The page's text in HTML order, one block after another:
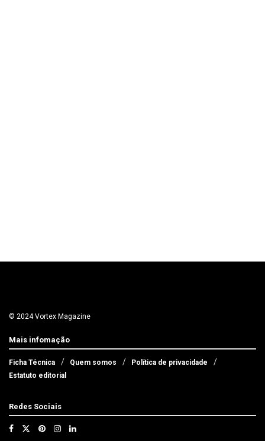
© 2024 Vortex Magazine
Mais infomação
Ficha Técnica Quem somos
Política de privacidade
Estatuto editorial
Redes Sociais